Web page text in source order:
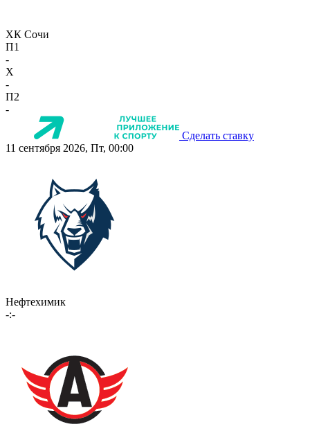
ХК Сочи
П1
-
X
-
П2
-
Сделать ставку
11 сентября 2026, Пт, 00:00
Нефтехимик
-:-